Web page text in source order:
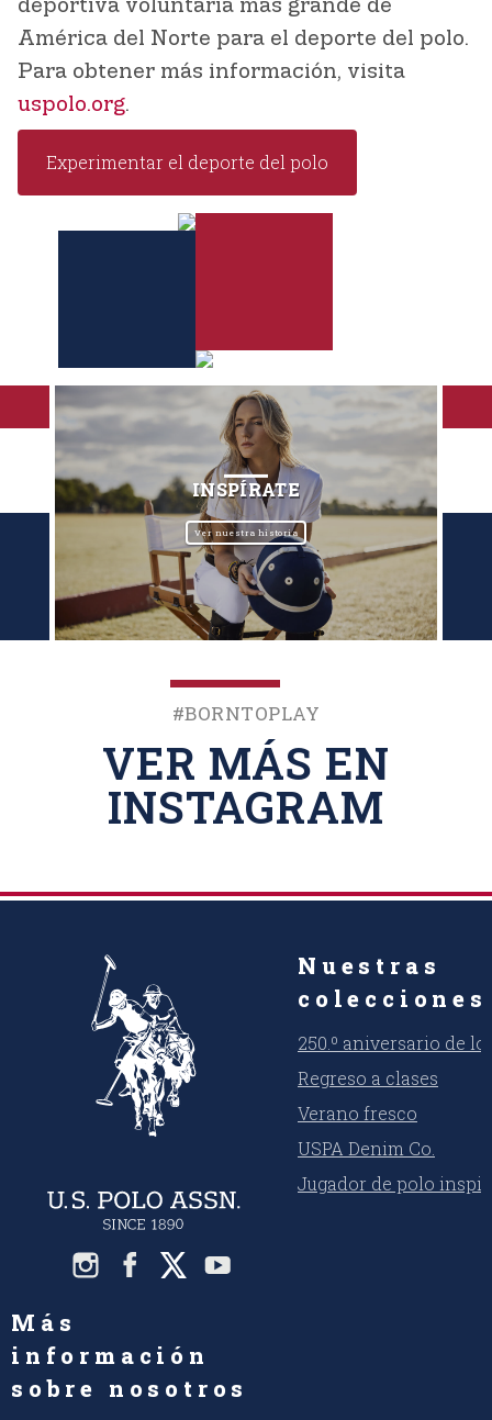
deportiva voluntaria más grande de
América del Norte para el deporte del polo.
Para obtener más información, visita
uspolo.org.
Experimentar el deporte del polo
INSPÍRATE
Ver nuestra historia
#BornToPlay
VER MÁS EN
INSTAGRAM
Nuestras
colecciones
250.º aniversario de
Regreso a clases
Verano fresco
USPA Denim Co.
Jugador de polo
Más
información
sobre nosotros